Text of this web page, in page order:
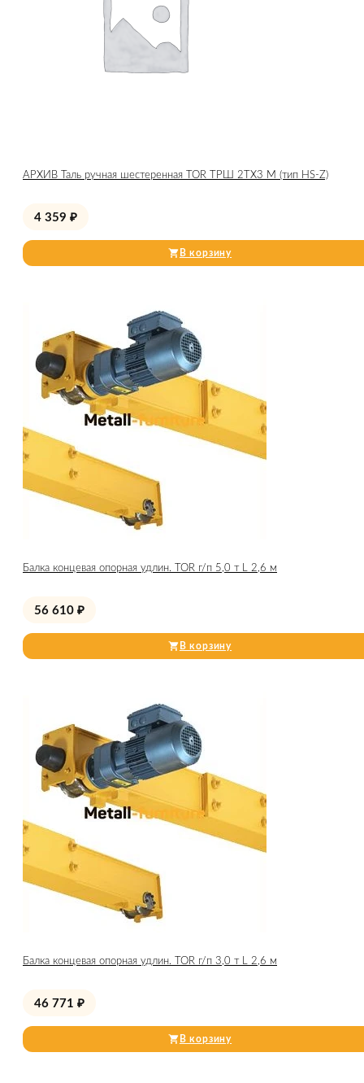
АРХИВ Таль ручная шестеренная TOR ТРШ 2ТХ3 М (тип HS-Z)
4 359 ₽
В корзину
Балка концевая опорная удлин. TOR г/п 5,0 т L 2,6 м
56 610 ₽
В корзину
Балка концевая опорная удлин. TOR г/п 3,0 т L 2,6 м
46 771 ₽
В корзину